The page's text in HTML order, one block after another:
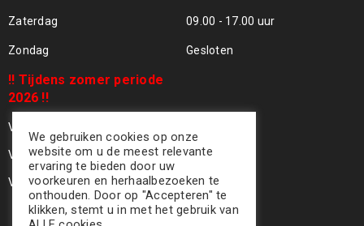
Zaterdag 09.00 - 17.00 uur
Zondag Gesloten
!! Tijdens zomer periode
2026 !!
Vrijdag 24 Juli - Gesloten !!
Vrijdag 31 Juli - Gesloten !!
Vrijdag 07 Aug - Gesloten !!
We gebruiken cookies op onze
website om u de meest relevante
ervaring te bieden door uw
voorkeuren en herhaalbezoeken te
onthouden. Door op "Accepteren" te
klikken, stemt u in met het gebruik van